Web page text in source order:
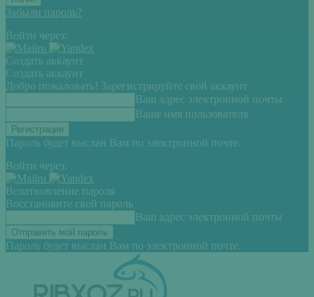
Забыли пароль?
Войти через:
Создать аккаунт
Создать аккаунт
Добро пожаловать! Зарегистрируйте свой аккаунт
Ваш адрес электронной почты
Ваше имя пользователя
Пароль будет выслан Вам по электронной почте.
Войти через:
Всоатновление пароля
Восстановите свой пароль
Ваш адрес электронной почты
Пароль будет выслан Вам по электронной почте.